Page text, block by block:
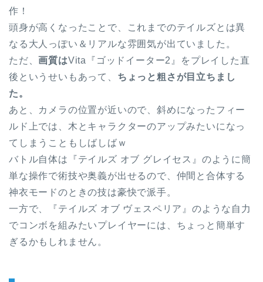
作！
頭身が高くなったことで、これまでのテイルズとは異
なる大人っぽい＆リアルな雰囲気が出ていました。
ただ、画質はVita『ゴッドイーター2』をプレイした直
後というせいもあって、 ちょっと粗さが目立ちまし
た。
あと、カメラの位置が近いので、斜めになったフィー
ルド上では、木とキャラクターのアップみたいになっ
てしまうこともしばしばｗ
バトル自体は『テイルズ オブ グレイセス』のように簡
単な操作で術技や奥義が出せるので、仲間と合体する
神衣モードのときの技は豪快で派手。
一方で、『テイルズ オブ ヴェスペリア』のような自力
でコンボを組みたいプレイヤーには、ちょっと簡単す
ぎるかもしれません。